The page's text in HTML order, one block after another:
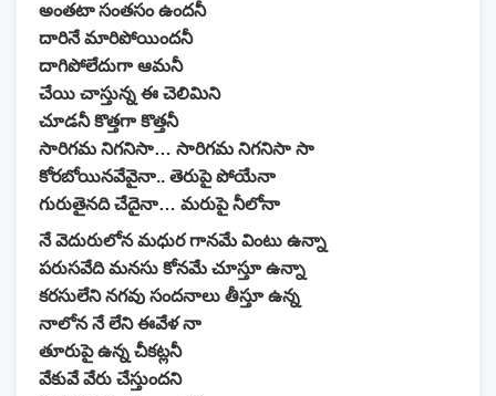
అంతటా సంతసం ఉందనీ
దారినే మారిపోయిందనీ
దాగిపోలేదుగా ఆమనీ
చేయి చాస్తున్న ఈ చెలిమిని
చూడనీ కొత్తగా కొత్తనీ
సారిగమ నిగనిసా… సారిగమ నిగనిసా సా
కోరబోయినవేవైనా.. తెరుపై పోయేనా
గురుతైనది చేదైనా… మరుపై నీలోనా
నే వెదురులోన మధుర గానమే వింటు ఉన్నా
పరుసవేది మనసు కోనమే చూస్తూ ఉన్నా
కరసులేని నగవు సందనాలు తీస్తూ ఉన్న
నాలోన నే లేని ఈవేళ నా
తూరుపై ఉన్న చీకట్లనీ
వేకువే వేరు చేస్తుందని